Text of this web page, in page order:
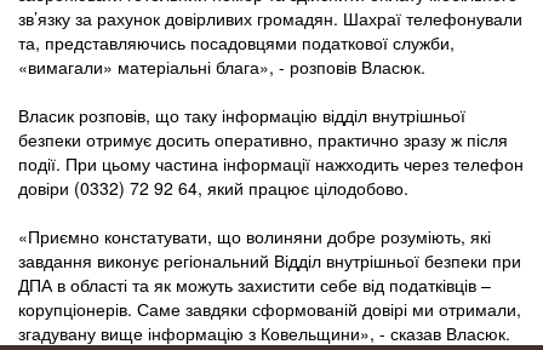
зв’язку за рахунок довірливих громадян. Шахраї телефонували
та, представляючись посадовцями податкової служби,
«вимагали» матеріальні блага», - розповів Власюк.
Власик розповів, що таку інформацію відділ внутрішньої
безпеки отримує досить оперативно, практично зразу ж після
події. При цьому частина інформації нажходить через телефон
довіри (0332) 72 92 64, який працює цілодобово.
«Приємно констатувати, що волиняни добре розуміють, які
завдання виконує регіональний Відділ внутрішньої безпеки при
ДПА в області та як можуть захистити себе від податківців –
корупціонерів. Саме завдяки сформованій довірі ми отримали,
згадувану вище інформацію з Ковельщини», - сказав Власюк.